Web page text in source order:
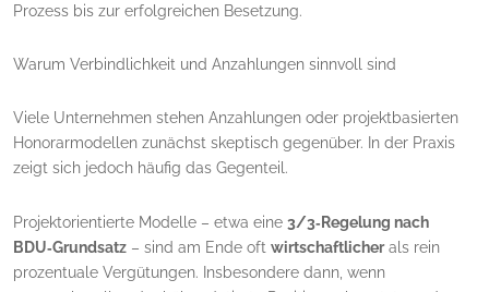
Prozess bis zur erfolgreichen Besetzung.
Warum Verbindlichkeit und Anzahlungen sinnvoll sind
Viele Unternehmen stehen Anzahlungen oder projektbasierten
Honorarmodellen zunächst skeptisch gegenüber. In der Praxis
zeigt sich jedoch häufig das Gegenteil.
Projektorientierte Modelle – etwa eine 3/3‑Regelung nach
BDU‑Grundsatz – sind am Ende oft wirtschaftlicherals rein
prozentuale Vergütungen. Insbesondere dann, wenn